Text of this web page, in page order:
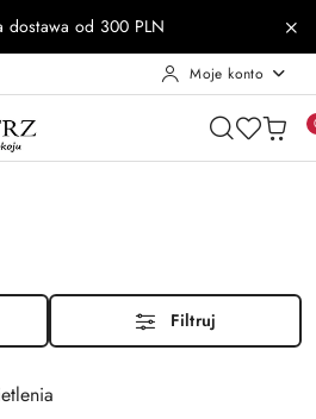
dostawa od 300 PLN
Moje konto
Filtruj